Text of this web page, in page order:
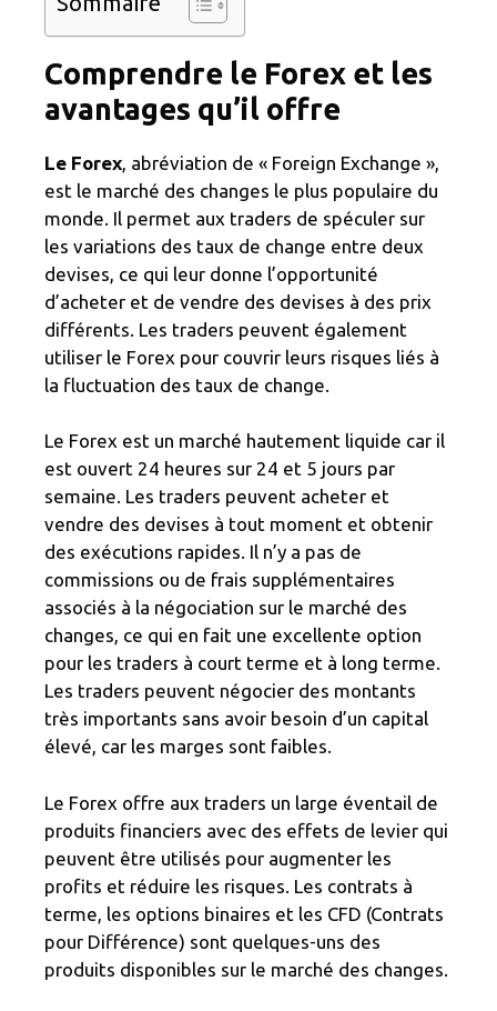
Comprendre le Forex et les
avantages qu’il offre
Le Forex, abréviation de « Foreign Exchange »,
est le marché des changes le plus populaire du
monde. Il permet aux traders de spéculer sur
les variations des taux de change entre deux
devises, ce qui leur donne l’opportunité
d’acheter et de vendre des devises à des prix
différents. Les traders peuvent également
utiliser le Forex pour couvrir leurs risques liés à
la fluctuation des taux de change.
Le Forex est un marché hautement liquide car il
est ouvert 24 heures sur 24 et 5 jours par
semaine. Les traders peuvent acheter et
vendre des devises à tout moment et obtenir
des exécutions rapides. Il n’y a pas de
commissions ou de frais supplémentaires
associés à la négociation sur le marché des
changes, ce qui en fait une excellente option
pour les traders à court terme et à long terme.
Les traders peuvent négocier des montants
très importants sans avoir besoin d’un capital
élevé, car les marges sont faibles.
Le Forex offre aux traders un large éventail de
produits financiers avec des effets de levier qui
peuvent être utilisés pour augmenter les
profits et réduire les risques. Les contrats à
terme, les options binaires et les CFD (Contrats
pour Différence) sont quelques-uns des
produits disponibles sur le marché des changes.